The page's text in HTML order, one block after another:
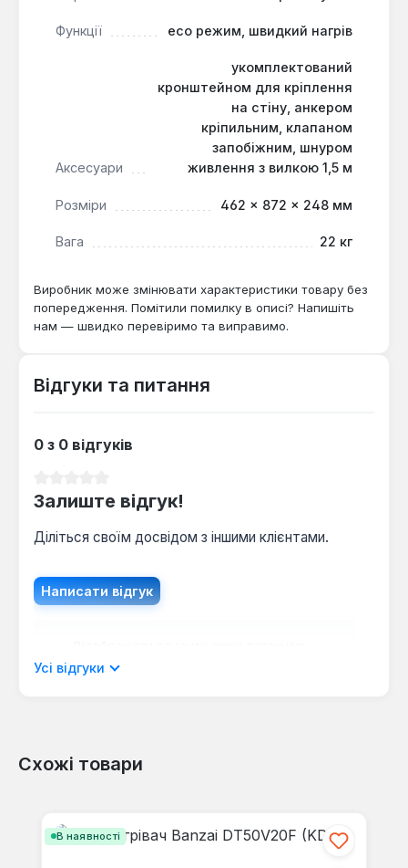
Функції eco режим, швидкий нагрів
Аксесуари
укомплектований
кронштейном для кріплення
на стіну, анкером
кріпильним, клапаном
запобіжним, шнуром
живлення з вилкою 1,5 м
Розміри 462 × 872 × 248 мм
Вага 22 кг
Виробник може змінювати характеристики товару без
попередження. Помітили помилку в описі? Напишіть
нам — швидко перевіримо та виправимо.
Відгуки та питання
0 з 0 відгуків
Залиште відгук!
Діліться своїм досвідом з іншими клієнтами.
Написати відгук
мовою.
Відгуків не знайдено. Поділіться
Усі відгуки
Схожі товари
В наявності